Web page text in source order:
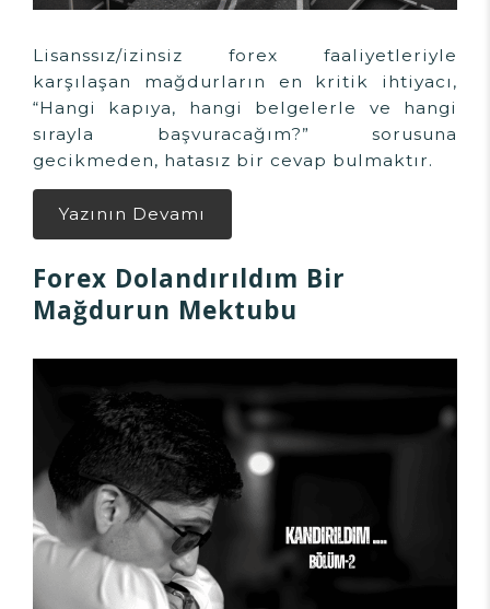
Lisanssız/izinsiz forex faaliyetleriyle
karşılaşan mağdurların en kritik ihtiyacı,
“Hangi kapıya, hangi belgelerle ve hangi
sırayla başvuracağım?” sorusuna
gecikmeden, hatasız bir cevap bulmaktır.
Yazının Devamı
Forex Dolandırıldım Bir
Mağdurun Mektubu